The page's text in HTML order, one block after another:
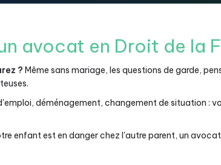
avocat en Droit de la
? Même sans mariage, les questions de garde,
déménagement, changement de situation :
enfant est en danger chez l'autre parent, un